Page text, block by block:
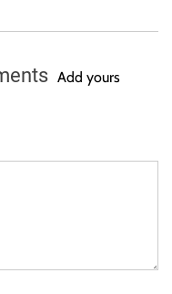
Add yours